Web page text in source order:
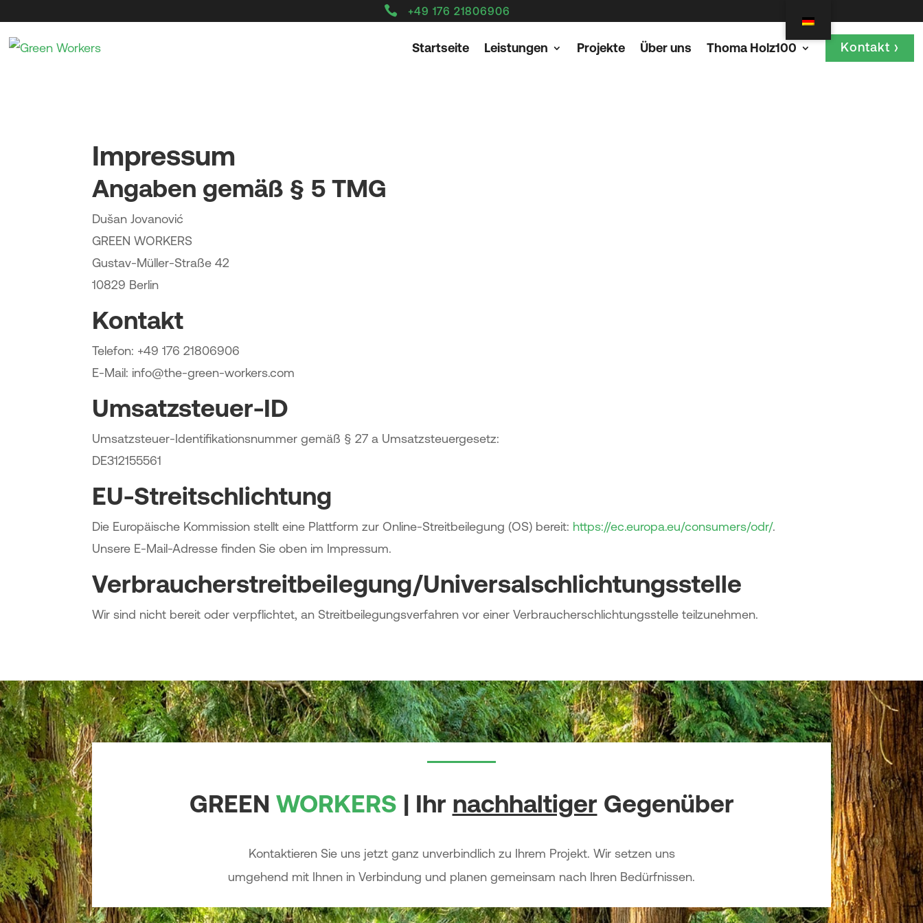
 +49 176 21806906
Startseite Leistungen Projekte Über uns Thoma Holz100 Kontakt ›
Impressum
Angaben gemäß § 5 TMG
Dušan Jovanović
GREEN WORKERS
Gustav-Müller-Straße 42
10829 Berlin
Kontakt
Telefon: +49 176 21806906
E-Mail: info@the-green-workers.com
Umsatzsteuer-ID
Umsatzsteuer-Identifikationsnummer gemäß § 27 a Umsatzsteuergesetz:
DE312155561
EU-Streitschlichtung
Die Europäische Kommission stellt eine Plattform zur Online-Streitbeilegung (OS) bereit: https://ec.europa.eu/consumers/odr/.
Unsere E-Mail-Adresse finden Sie oben im Impressum.
Verbraucher­streit­beilegung/Universal­schlichtungs­stelle
Wir sind nicht bereit oder verpflichtet, an Streitbeilegungsverfahren vor einer Verbraucherschlichtungsstelle teilzunehmen.
GREEN WORKERS | Ihr nachhaltiger Gegenüber
Kontaktieren Sie uns jetzt ganz unverbindlich zu Ihrem Projekt. Wir setzen uns
umgehend mit Ihnen in Verbindung und planen gemeinsam nach Ihren Bedürfnissen.